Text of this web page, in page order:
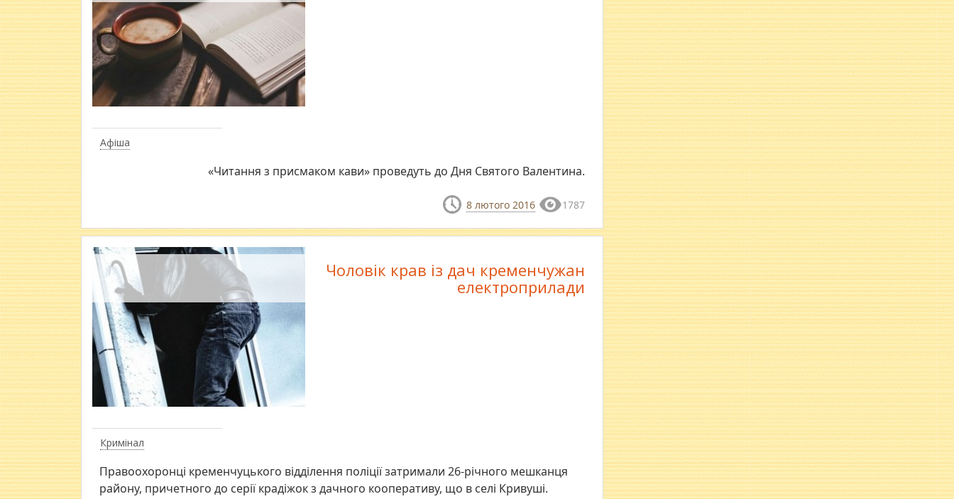
Афіша
«Читання з присмаком кави» проведуть до Дня Святого Валентина.
8 лютого 2016 1787
Кримінал
Чоловік крав із дач кременчужан
електроприлади
​Правоохоронці кременчуцького відділення поліції затримали 26-річного мешканця
району, причетного до серії крадіжок з дачного кооперативу, що в селі Кривуші.